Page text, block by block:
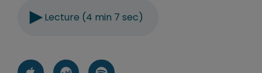
Lecture (4 min 7 sec)